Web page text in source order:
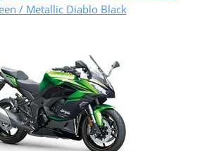
/ Metallic Diablo Black